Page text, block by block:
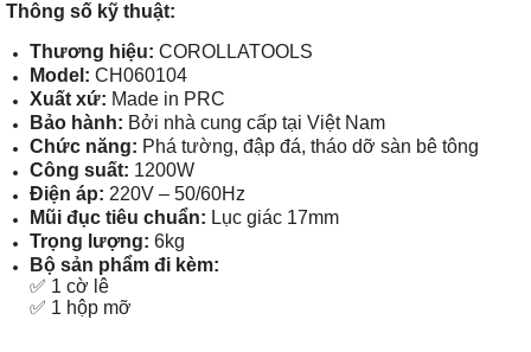
Thông số kỹ thuật:
Thương hiệu: COROLLATOOLS
Model: CH060104
Xuất xứ: Made in PRC
Bảo hành: Bởi nhà cung cấp tại Việt Nam
Chức năng: Phá tường, đập đá, tháo dỡ sàn bê tông
Công suất: 1200W
Điện áp: 220V – 50/60Hz
Mũi đục tiêu chuẩn: Lục giác 17mm
Trọng lượng: 6kg
Bộ sản phẩm đi kèm:
✅ 1 cờ lê
✅ 1 hộp mỡ